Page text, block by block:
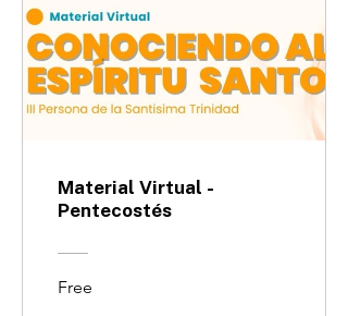
Material Virtual -
Pentecostés
Free